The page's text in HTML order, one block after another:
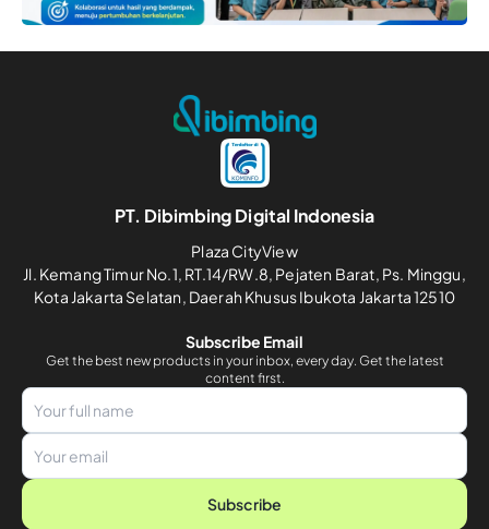
PT. Dibimbing Digital Indonesia
Plaza CityView
Jl. Kemang Timur No.1, RT.14/RW.8, Pejaten Barat, Ps. Minggu,
Kota Jakarta Selatan, Daerah Khusus Ibukota Jakarta 12510
Subscribe Email
Get the best new products in your inbox, every day. Get the latest
content first.
Subscribe